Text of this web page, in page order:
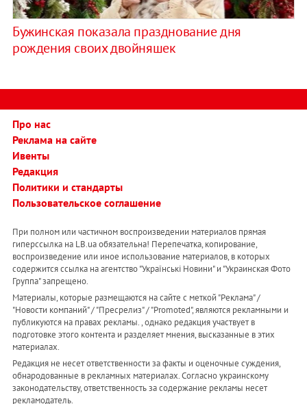
Бужинская показала празднование дня
рождения своих двойняшек
Про нас
Реклама на сайте
Ивенты
Редакция
Политики и стандарты
Пользовательское соглашение
При полном или частичном воспроизведении материалов прямая
гиперссылка на LB.ua обязательна! Перепечатка, копирование,
воспроизведение или иное использование материалов, в которых
содержится ссылка на агентство "Українськi Новини" и "Украинская Фото
Группа" запрещено.
Материалы, которые размещаются на сайте с меткой "Реклама" /
"Новости компаний" / "Пресрелиз" / "Promoted", являются рекламными и
публикуются на правах рекламы. , однако редакция участвует в
подготовке этого контента и разделяет мнения, высказанные в этих
материалах.
Редакция не несет ответственности за факты и оценочные суждения,
обнародованные в рекламных материалах. Согласно украинскому
законодательству, ответственность за содержание рекламы несет
рекламодатель.